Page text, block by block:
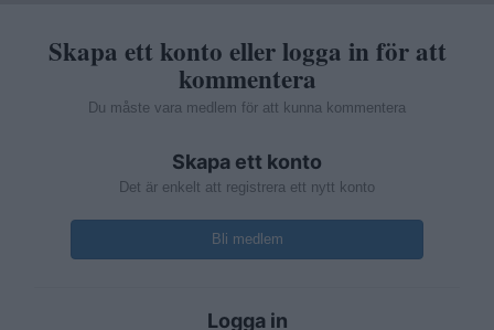
Skapa ett konto eller logga in för att
kommentera
Du måste vara medlem för att kunna kommentera
Skapa ett konto
Det är enkelt att registrera ett nytt konto
Bli medlem
Logga in